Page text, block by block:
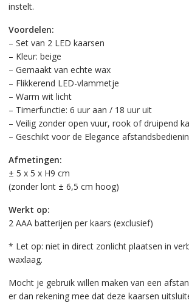
instelt.
Voordelen:
– Set van 2 LED kaarsen
– Kleur: beige
– Gemaakt van echte wax
– Flikkerend LED-vlammetje
– Warm wit licht
– Timerfunctie: 6 uur aan / 18 uur uit
– Veilig zonder open vuur, rook of druipend
– Geschikt voor de Elegance
Afmetingen:
± 5 x 5 x H9 cm
(zonder lont ± 6,5 cm hoog)
Werkt op:
2 AAA batterijen per kaars (exclusief)
* Let op: niet in direct zonlicht plaatsen in
waxlaag.
Mocht je gebruik willen maken van een
er dan rekening mee dat deze kaarsen